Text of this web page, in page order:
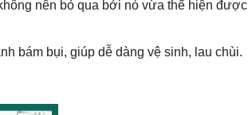
nên bỏ qua bởi nó vừa thể hiện được
bám bụi, giúp dễ dàng vệ sinh, lau chùi.